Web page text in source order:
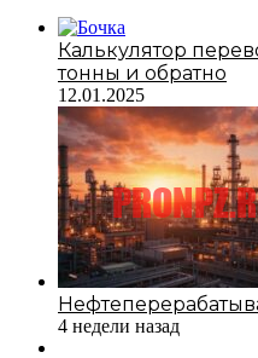
Калькулятор
тонны и обратно
12.01.2025
4 недели назад